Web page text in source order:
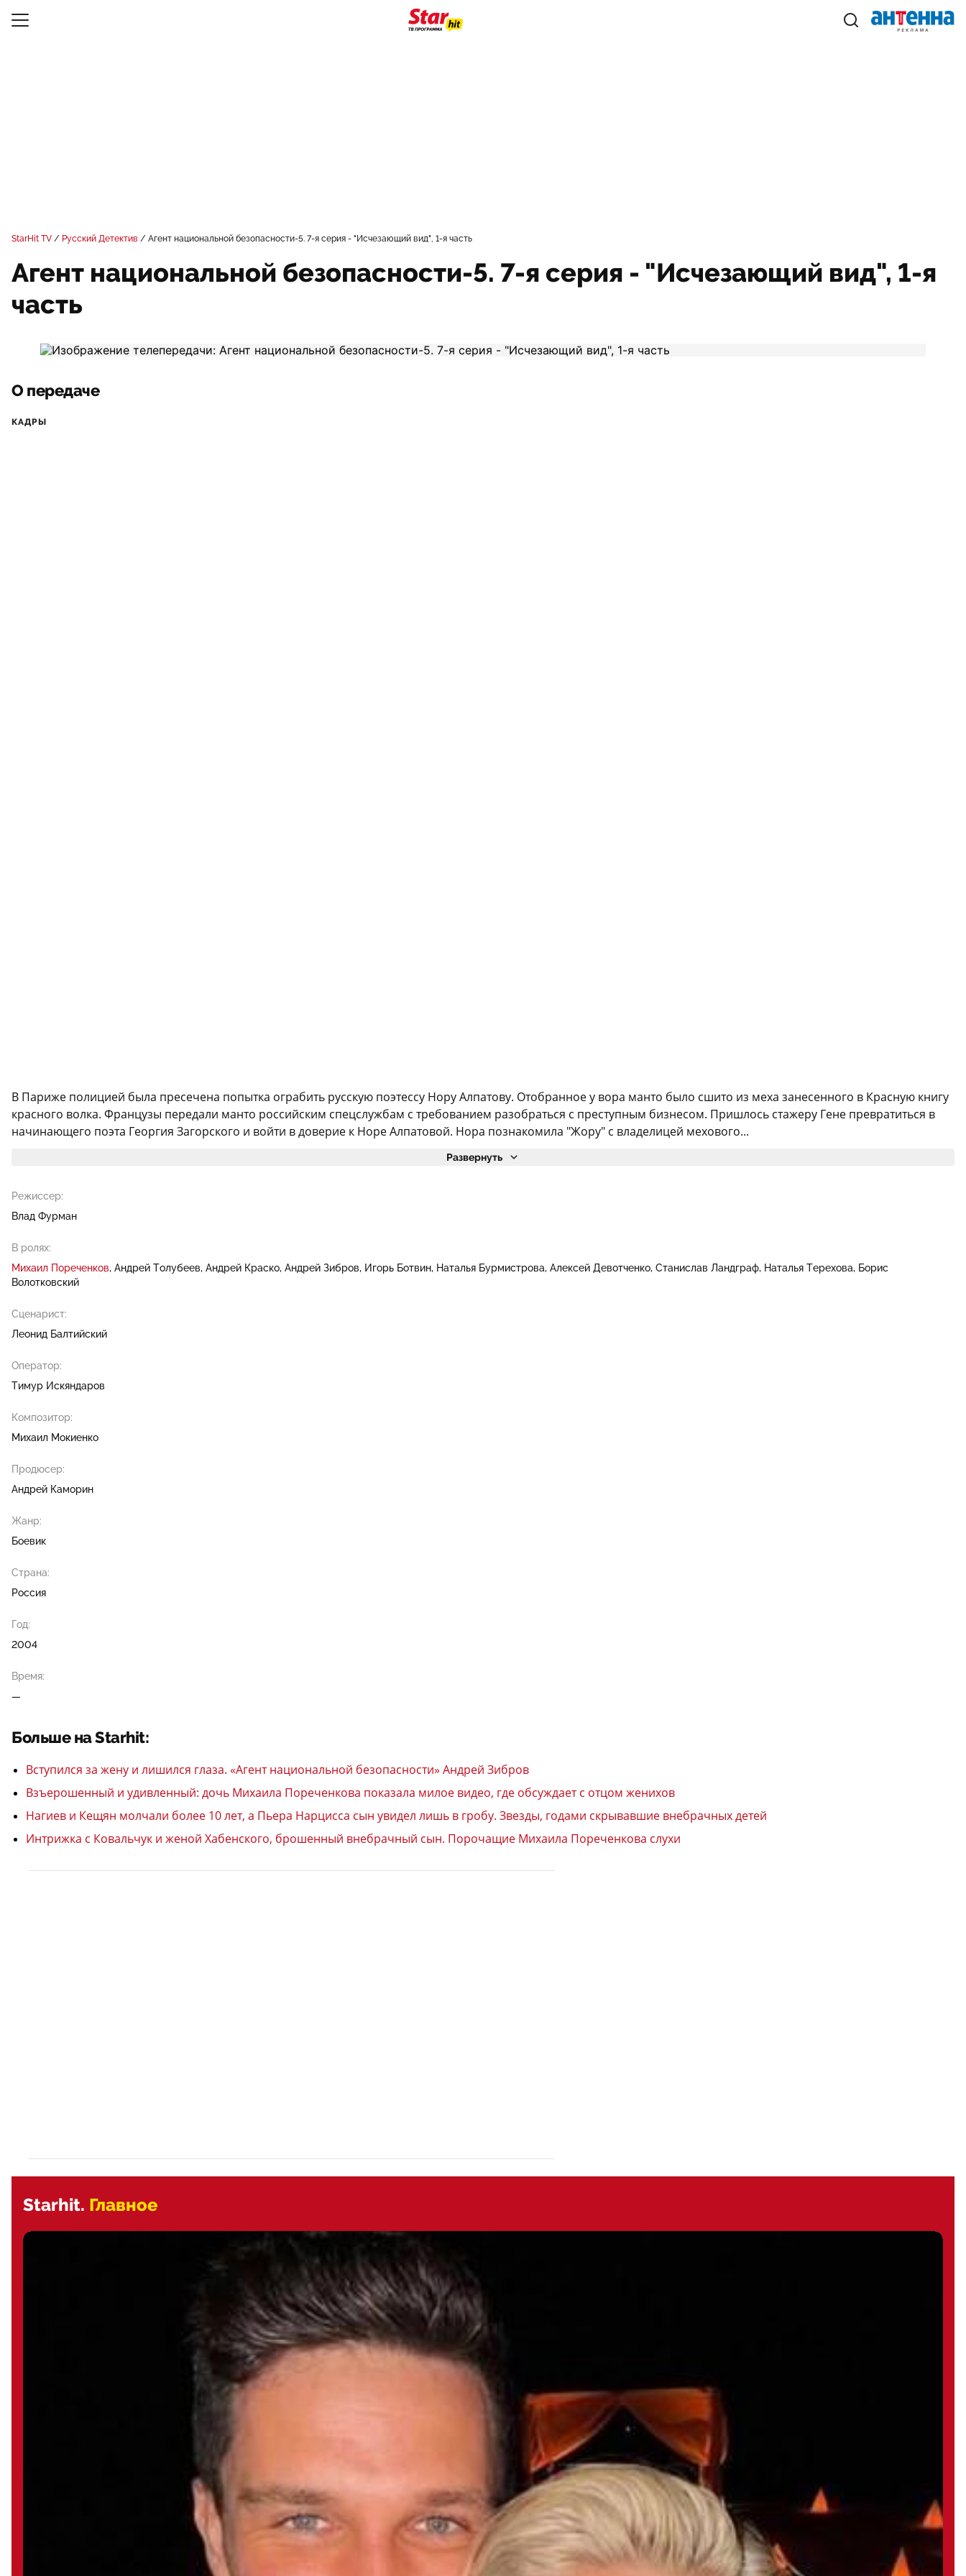
StarHit TV Русский Детектив Агент национальной безопасности-5. 7-я серия - "Исчезающий вид", 1-я часть
Агент национальной безопасности-5. 7-я серия - "Исчезающий вид", 1-я
часть
О передаче
КАДРЫ
В Париже полицией была пресечена попытка ограбить русскую поэтессу Нору Алпатову. Отобранное у вора манто было сшито из меха занесенного в Красную книгу
красного волка. Французы передали манто российским спецслужбам с требованием разобраться с преступным бизнесом. Пришлось стажеру Гене превратиться в
начинающего поэта Георгия Загорского и войти в доверие к Норе Алпатовой. Нора познакомила "Жору" с владелицей мехового...
Развернуть
Режиссер:
Влад Фурман
В ролях:
Михаил Пореченков Андрей Толубеев Андрей Краско Андрей Зибров Игорь Ботвин Наталья Бурмистрова Алексей Девотченко Станислав Ландграф Наталья Терехова
Борис
Волотковский
Сценарист:
Леонид Балтийский
Оператор:
Тимур Искяндаров
Композитор:
Михаил Мокиенко
Продюсер:
Андрей Каморин
Жанр:
Боевик
Страна:
Россия
Год:
2004
Время:
—
Больше на Starhit:
Вступился за жену и лишился глаза. «Агент национальной безопасности» Андрей Зибров
Взъерошенный и удивленный: дочь Михаила Пореченкова показала милое видео, где обсуждает с отцом женихов
Нагиев и Кещян молчали более 10 лет, а Пьера Нарцисса сын увидел лишь в гробу. Звезды, годами скрывавшие внебрачных детей
Интрижка с Ковальчук и женой Хабенского, брошенный внебрачный сын. Порочащие Михаила Пореченкова слухи
Starhit. Главное